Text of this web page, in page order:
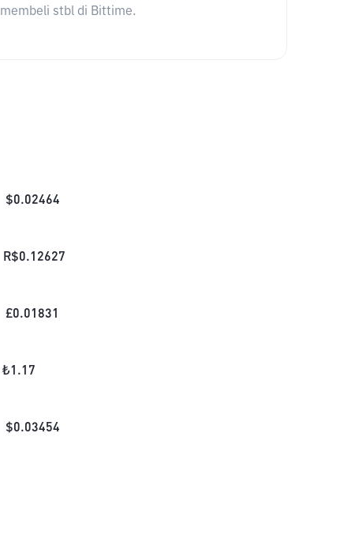
membeli stbl di Bittime.
$0.02464
R$0.12627
£0.01831
₺1.17
$0.03454